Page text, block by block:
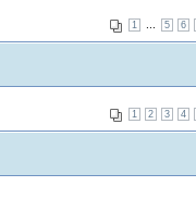
1 5 6
1 2 3 4